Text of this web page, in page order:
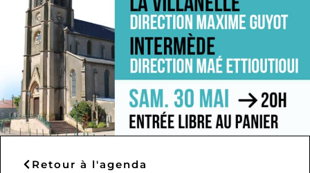
Retour à l'agenda